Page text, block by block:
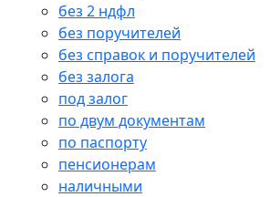
без 2 ндфл
без поручителей
без справок и поручителей
без залога
под залог
по двум документам
по паспорту
пенсионерам
наличными